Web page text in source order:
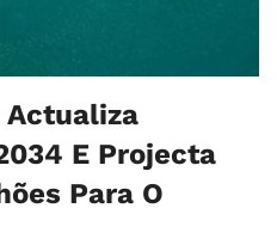
Actualiza
E Projecta
Para O